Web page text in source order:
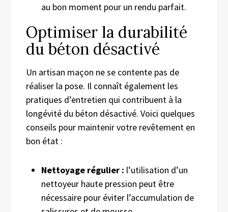
au bon moment pour un rendu parfait.
Optimiser la durabilité
du béton désactivé
Un artisan maçon ne se contente pas de
réaliser la pose. Il connaît également les
pratiques d’entretien qui contribuent à la
longévité du béton désactivé. Voici quelques
conseils pour maintenir votre revêtement en
bon état :
Nettoyage régulier : l’utilisation d’un
nettoyeur haute pression peut être
nécessaire pour éviter l’accumulation de